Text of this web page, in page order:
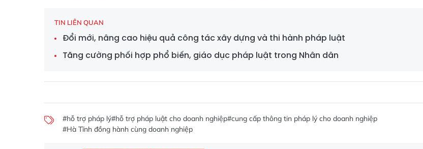
TIN LIÊN QUAN
Đổi mới, nâng cao hiệu quả công tác xây dựng và thi hành pháp luật
Tăng cường phối hợp phổ biến, giáo dục pháp luật trong Nhân dân
#hỗ trợ pháp lý#hỗ trợ pháp luật cho doanh nghiệp#cung cấp thông tin pháp lý cho doanh nghiệp
#Hà Tĩnh đồng hành cùng doanh nghiệp